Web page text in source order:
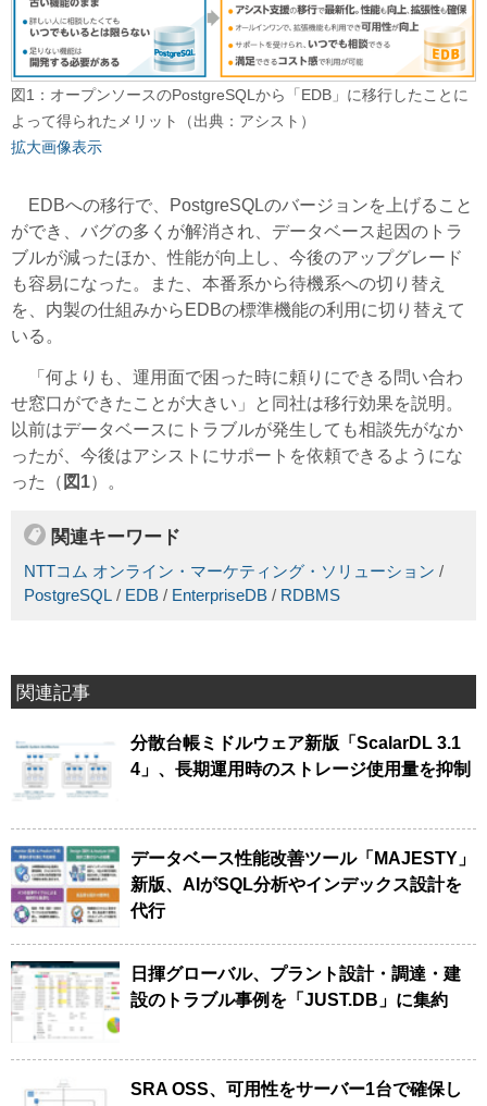
図1：オープンソースのPostgreSQLから「EDB」に移行したことに
よって得られたメリット（出典：アシスト）
拡大画像表示
EDBへの移行で、PostgreSQLのバージョンを上げること
ができ、バグの多くが解消され、データベース起因のトラ
ブルが減ったほか、性能が向上し、今後のアップグレード
も容易になった。また、本番系から待機系への切り替え
を、内製の仕組みからEDBの標準機能の利用に切り替えて
いる。
「何よりも、運用面で困った時に頼りにできる問い合わ
せ窓口ができたことが大きい」と同社は移行効果を説明。
以前はデータベースにトラブルが発生しても相談先がなか
ったが、今後はアシストにサポートを依頼できるようにな
った（ 図1）。
関連キーワード
NTTコム オンライン・マーケティング・ソリューション /
PostgreSQL / EDB / EnterpriseDB / RDBMS
関連記事
分散台帳ミドルウェア新版「ScalarDL 3.1
4」、長期運用時のストレージ使用量を抑制
データベース性能改善ツール「MAJESTY」
新版、AIがSQL分析やインデックス設計を
代行
日揮グローバル、プラント設計・調達・建
設のトラブル事例を「JUST.DB」に集約
SRA OSS、可用性をサーバー1台で確保し